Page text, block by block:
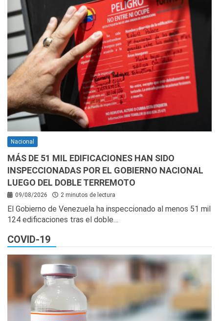
Nacional
MÁS DE 51 MIL EDIFICACIONES HAN SIDO
INSPECCIONADAS POR EL GOBIERNO NACIONAL
LUEGO DEL DOBLE TERREMOTO
09/08/2026 2 minutos de lectura
El Gobierno de Venezuela ha inspeccionado al menos 51 mil
124 edificaciones tras el doble…
COVID-19